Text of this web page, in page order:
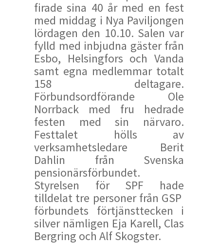
firade sina 40 år med en fest
med middag i Nya Paviljongen
lördagen den 10.10. Salen var
fylld med inbjudna gäster från
Esbo, Helsingfors och Vanda
samt egna medlemmar totalt
158 deltagare.
Förbundsordförande Ole
Norrback med fru hedrade
festen med sin närvaro.
Festtalet hölls av
verksamhetsledare Berit
Dahlin från Svenska
pensionärsförbundet.
Styrelsen för SPF hade
tilldelat tre personer från GSP
förbundets förtjänsttecken i
silver nämligen Eja Karell, Clas
Bergring och Alf Skogster.